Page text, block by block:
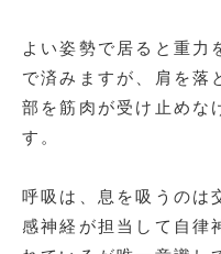
よい姿勢で居ると重力
で済みますが、肩を落
部を筋肉が受け止めな
す。
呼吸は、息を吸うのは
感神経が担当して自律